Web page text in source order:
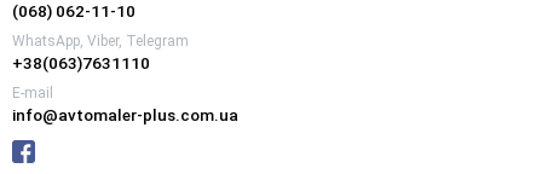
(068) 062-11-10
WhatsApp, Viber, Telegram
+38(063)7631110
E-mail
info@avtomaler-plus.com.ua